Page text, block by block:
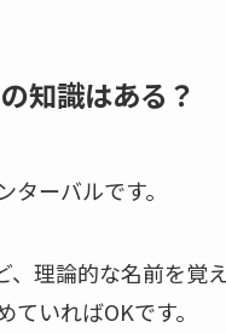
知識はある？
ーバルです。
、理論的な名前を
いればOKです。